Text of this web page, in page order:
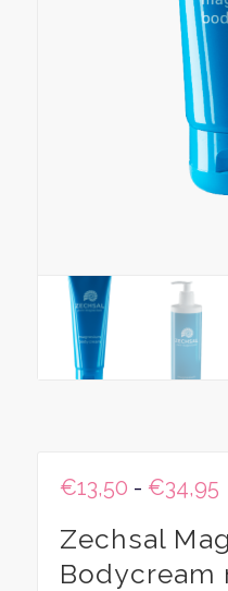
€13,50 - €34,95
Zechsal
Bodycream